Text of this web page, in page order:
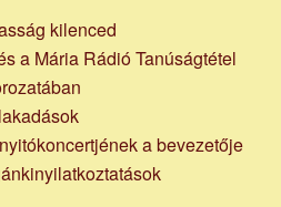
kilenced
a Mária Rádió Tanúságtétel
a bevezetője